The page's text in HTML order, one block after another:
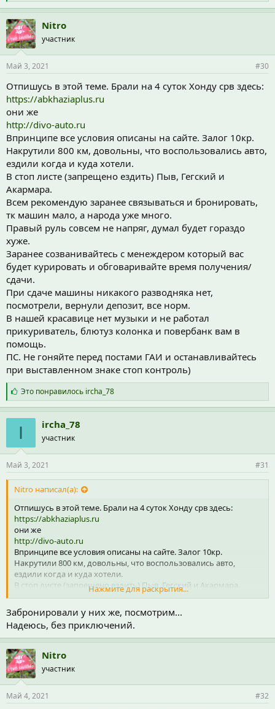
м
п
а
т
и
и
:
Nitro
участник
Май 3, 2021 #30
Отпишусь в этой теме. Брали на 4 суток Хонду срв здесь:
https://abkhaziaplus.ru
они же
http://divo-auto.ru
Впринципе все условия описаны на сайте. Залог 10кр.
Накрутили 800 км, довольны, что воспользовались авто,
ездили когда и куда хотели.
В стоп листе (запрещено ездить) Пыв, Гегский и
Акармара.
Всем рекомендую заранее связываться и бронировать,
тк машин мало, а народа уже много.
Правый руль совсем не напряг, думал будет гораздо
хуже.
Заранее созванивайтесь с менеждером который вас
будет курировать и обговаривайте время получения/
сдачи.
При сдаче машины никакого разводняка нет,
посмотрели, вернули депозит, все норм.
В нашей красавице нет музыки и не работал
прикуриватель, блютуз колонка и повербанк вам в
помощь.
ПС. Не гоняйте перед постами ГАИ и останавливайтесь
при выставленном знаке стоп контроль)
С
и
м
п
а
т
и
и
:
Это понравилось ircha_78
I ircha_78
участник
Май 3, 2021 #31
Nitro написал(а):
Отпишусь в этой теме. Брали на 4 суток Хонду срв здесь:
https://abkhaziaplus.ru
они же
http://divo-auto.ru
Впринципе все условия описаны на сайте. Залог 10кр.
Накрутили 800 км, довольны, что воспользовались авто,
ездили когда и куда хотели.
В стоп листе (запрещено ездить) Пыв, Гегский и Акармара.
Всем рекомендую заранее связываться и бронировать, тк
машин мало, а народа уже много.
Правый руль совсем не напряг, думал будет гораздо хуже.
Заранее созванивайтесь с менеждером который вас будет
курировать и обговаривайте время получения/сдачи.
При сдаче машины никакого разводняка нет, посмотрели,
вернули депозит, все норм.
В нашей красавице нет музыки и не работал прикуриватель,
блютуз колонка и повербанк вам в помощь.
ПС. Не гоняйте перед постами ГАИ и останавливайтесь при
выставленном знаке стоп контроль)
Нажмите для раскрытия...
Забронировали у них же, посмотрим...
Надеюсь, без приключений.
Nitro
участник
Май 4, 2021 #32